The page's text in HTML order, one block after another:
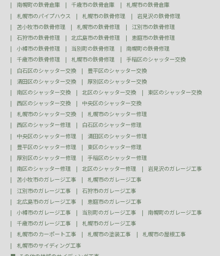
南幌町の鉄骨倉庫
千歳市の鉄骨倉庫
札幌市の鉄骨倉庫
札幌市のパイプハウス
札幌市の鉄骨修理
岩見沢の鉄骨修理
苫小牧市の鉄骨修理
札幌市の鉄骨修理
江別市の鉄骨修理
石狩市の鉄骨修理
北広島市の鉄骨修理
恵庭市の鉄骨修理
小樽市の鉄骨修理
当別町の鉄骨修理
南幌町の鉄骨修理
千歳市の鉄骨修理
札幌市の鉄骨修理
手稲区のシャッター交換
白石区のシャッター交換
豊平区のシャッター交換
清田区のシャッター交換
厚別区のシャッター交換
南区のシャッター交換
北区のシャッター交換
東区のシャッター交換
西区のシャッター交換
中央区のシャッター交換
札幌市のシャッター交換
札幌市のシャッター修理
西区のシャッター修理
白石区のシャッター修理
中央区のシャッター修理
清田区のシャッター修理
豊平区のシャッター修理
東区のシャッター修理
厚別区のシャッター修理
手稲区のシャッター修理
南区のシャッター修理
北区のシャッター修理
岩見沢のガレージ工事
苫小牧市のガレージ工事
札幌市のガレージ工事
江別市のガレージ工事
石狩市のガレージ工事
北広島市のガレージ工事
恵庭市のガレージ工事
小樽市のガレージ工事
当別町のガレージ工事
南幌町のガレージ工事
千歳市のガレージ工事
札幌市のガレージ工事
札幌市のカーポート工事
札幌市の塗装工事
札幌市の屋根工事
札幌市のサイディング工事